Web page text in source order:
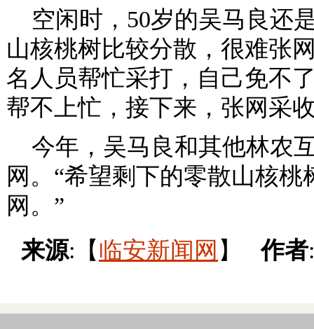
空闲时，50岁的吴马良还
山核桃树比较分散，很难张
名人员帮忙采打，自己免不
帮不上忙，接下来，张网采
今年，吴马良和其他林农
网。“希望剩下的零散山核
网。”
来源:【 临安新闻网 】作者